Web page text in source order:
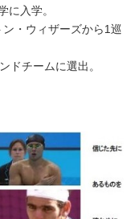
に入学。
・ウィザーズから1巡
ドチームに選出。